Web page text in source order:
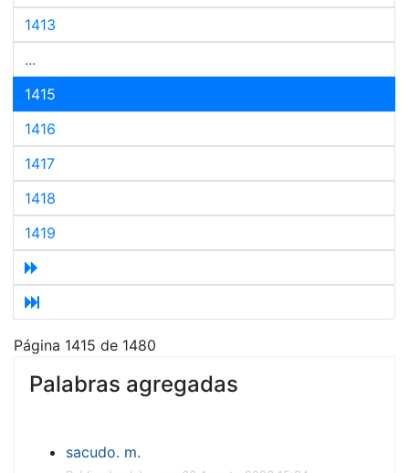
1413
...
1415
1416
1417
1418
1419
Página 1415 de 1480
Palabras agregadas
sacudo. m.